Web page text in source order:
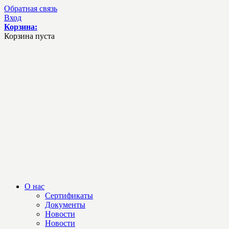
Обратная связь
Вход
Корзина:
Корзина пуста
О нас
Сертификаты
Документы
Новости
Новости